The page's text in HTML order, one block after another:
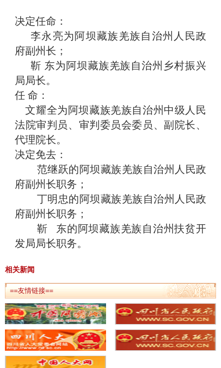
决定任命：
李永亮为阿坝藏族羌族自治州人民政
府副州长；
靳 东为阿坝藏族羌族自治州乡村振兴
局局长。
任 命：
文耀全为阿坝藏族羌族自治州中级人民
法院审判员、审判委员会委员、副院长、
代理院长。
决定免去：
范继跃的阿坝藏族羌族自治州人民政
府副州长职务；
丁明忠的阿坝藏族羌族自治州人民政
府副州长职务；
靳 东的阿坝藏族羌族自治州扶贫开
发局局长职务。
相关新闻
==友情链接==